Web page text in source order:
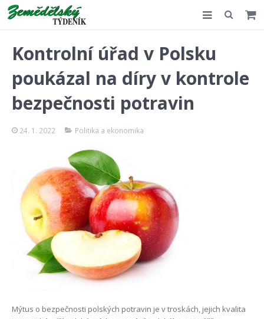
Akce
Kontrolní úřad v Polsku
poukázal na díry v kontrole
bezpečnosti potravin
24. 1. 2022 Politika a ekonomika
Mýtus o bezpečnosti polských potravin je v troskách, jejich kvalita